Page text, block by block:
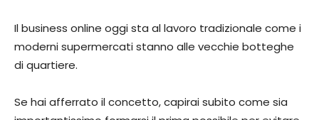
Il business online oggi sta al lavoro tradizionale come i
moderni supermercati stanno alle vecchie botteghe
di quartiere.
Se hai afferrato il concetto, capirai subito come sia